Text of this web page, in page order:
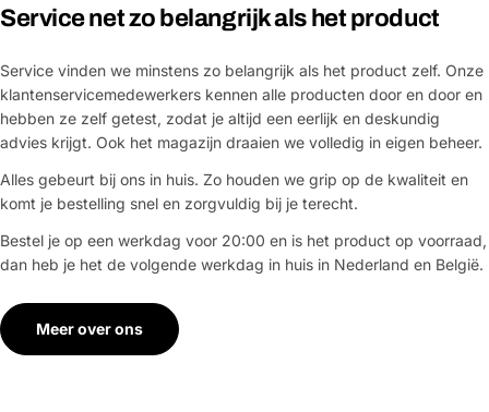
Service net zo belangrijk als het product
Service vinden we minstens zo belangrijk als het product zelf. Onze
klantenservicemedewerkers kennen alle producten door en door en
hebben ze zelf getest, zodat je altijd een eerlijk en deskundig
advies krijgt. Ook het magazijn draaien we volledig in eigen beheer.
Alles gebeurt bij ons in huis. Zo houden we grip op de kwaliteit en
komt je bestelling snel en zorgvuldig bij je terecht.
Bestel je op een werkdag voor 20:00 en is het product op voorraad,
dan heb je het de volgende werkdag in huis in Nederland en België.
Meer over ons